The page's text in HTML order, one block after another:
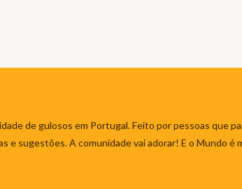
de gulosos em Portugal. Feito por pessoas que
e sugestões. A comunidade vai adorar! E o Mundo é